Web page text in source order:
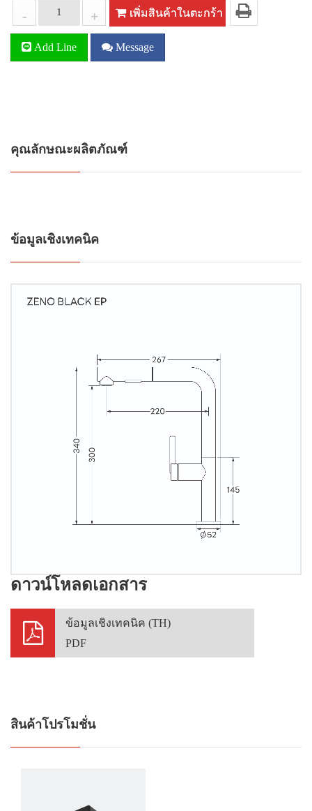
- + เพิ่มสินค้าในตะกร้า
Add Line Message
คุณลักษณะผลิตภัณฑ์
ข้อมูลเชิงเทคนิค
ดาวน์โหลดเอกสาร
ข้อมูลเชิงเทคนิค (TH)
PDF
สินค้าโปรโมชั่น